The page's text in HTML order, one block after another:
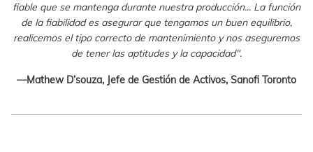
fiable que se mantenga durante nuestra producción... La función
de la fiabilidad es asegurar que tengamos un buen equilibrio,
realicemos el tipo correcto de mantenimiento y nos aseguremos
de tener las aptitudes y la capacidad".
—Mathew D’souza, Jefe de Gestión de Activos, Sanofi Toronto